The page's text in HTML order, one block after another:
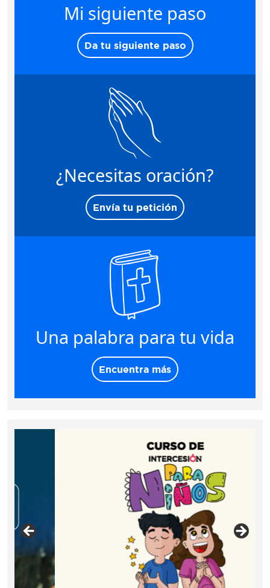
Mi siguiente paso
Da tu siguiente paso
¿Necesitas oración?
Envía tu petición
Una palabra para tu vida
Encuentra más